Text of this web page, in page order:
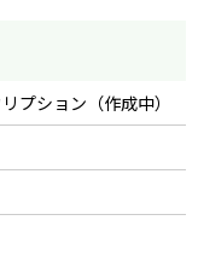
ション（作成中）